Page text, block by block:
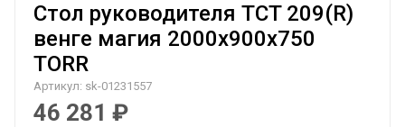
Стол руководителя TCT 209(R)
венге магия 2000х900х750
TORR
Артикул: sk-01231557
46 281 ₽